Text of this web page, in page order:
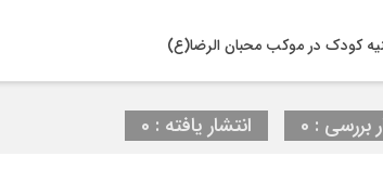
کودک در موکب محبان الرضا(ع)
بررسی : 0 انتشار یافته : 0